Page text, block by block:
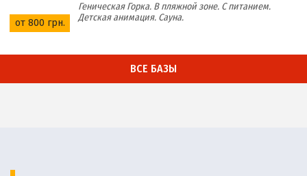
от 800 грн.
Геническая Горка. В пляжной зоне. С питанием.
Детская анимация. Сауна.
ВСЕ БАЗЫ